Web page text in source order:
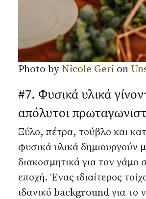
Photo by Nicole Geri on
#7. Φυσικά υλικά
απόλυτοι
Ξύλο, πέτρα, τούβλο και
φυσικά υλικά δημιουργούν
διακοσμητικά για τον γάμο
εποχή. Ένας ιδιαίτερος
ιδανικό background για το